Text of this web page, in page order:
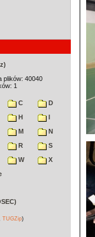
plików: 40040
1
C
D
H
I
M
N
R
S
W
X
TUGZip)